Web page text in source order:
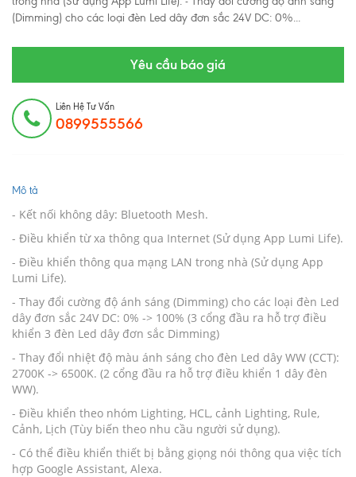
(Dimming) cho các loại đèn Led dây đơn sắc 24V DC: 0%...
Yêu cầu báo giá
Liên Hệ Tư Vấn
0899555566
Mô tả
- Kết nối không dây: Bluetooth Mesh.
- Điều khiển từ xa thông qua Internet (Sử dụng App Lumi Life).
- Điều khiển thông qua mạng LAN trong nhà (Sử dụng App
Lumi Life).
- Thay đổi cường độ ánh sáng (Dimming) cho các loại đèn Led
dây đơn sắc 24V DC: 0% -> 100% (3 cổng đầu ra hỗ trợ điều
khiển 3 đèn Led dây đơn sắc Dimming)
- Thay đổi nhiệt độ màu ánh sáng cho đèn Led dây WW (CCT):
2700K -> 6500K. (2 cổng đầu ra hỗ trợ điều khiển 1 dây đèn
WW).
- Điều khiển theo nhóm Lighting, HCL, cảnh Lighting, Rule,
Cảnh, Lịch (Tùy biến theo nhu cầu người sử dụng).
- Có thể điều khiển thiết bị bằng giọng nói thông qua việc tích
hợp Google Assistant, Alexa.